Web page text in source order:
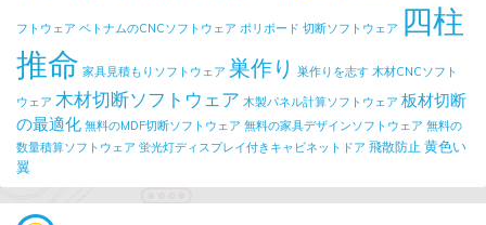
フトウェア ベトナムのCNCソフトウェア ポリボード 切断ソフトウェア 四柱
推命 家具見積もりソフトウェア 巣作り 巣作りを志す 木材CNCソフト
ウェア 木材切断ソフトウェア 木製パネル計算ソフトウェア 板材切断
の最適化 無料のMDF切断ソフトウェア 無料の家具デザインソフトウェア 無料の
数量積算ソフトウェア 蛍光灯ディスプレイ付きキャビネットドア 飛散防止 黄色い
翼